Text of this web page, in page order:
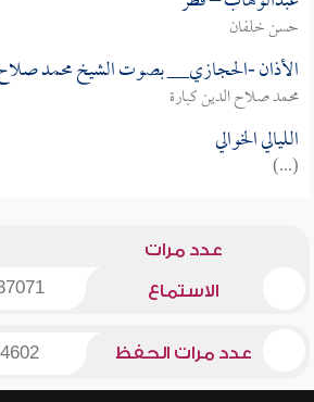
حسن خلفان
الأذان -الحجازي__ بصوت الشيخ محمد صلاح
محمد صلاح الدين كبارة
الليالي الخوالي
(...)
عدد مرات
الاستماع
عدد مرات الحفظ